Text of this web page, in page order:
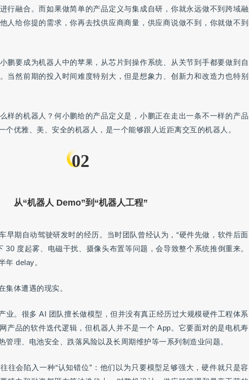
行融合。而如果做简单的产品定义与集成自研，你就永远做不到跨域融
人给你提的需求，你再去找供应商商量，供应商说做不到，你就做不到
鹏要成为机器人中的苹果，从芯片到操作系统、从关节到手都要做到自
当然前期的投入时间难度特别大，但是想象力、创新力和改造力也特别
样的机器人？何小鹏给的产品定义是，小鹏正在走出一条不一样的产品
个优雅、美、安全的机器人，是一个能够跟人近距离交互的机器人。
02
从“机器人 Demo”到“机器人工程”
早期自动驾驶研发时的经历。当时团队曾经认为，“硬件先做，软件后面
30 度起雾、电磁干扰、摄像头布置等问题，会导致整个系统推倒重来。
年 delay。
集体遭遇的现实。
业。很多 AI 团队擅长做模型，但并没有真正经历过大规模硬件工程体系
产品的软件迭代逻辑，但机器人并不是一个 App。它要面对的是电机寿
管理、电池安全、跌落风险以及长周期维护等一系列制造业问题。
往会陷入一种“认知错位”：他们以为只要模型足够强大，硬件就只是容